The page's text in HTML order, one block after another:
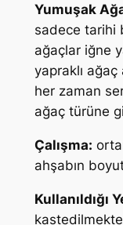
Yumuşak
sadece tarihi
ağaçlar iğne
yapraklı
her zaman
ağaç türüne
Çalışma:
ahşabın
Kullanıldığı